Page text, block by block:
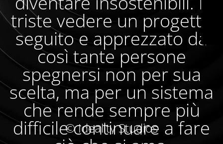
triste vedere un progetto
seguito e apprezzato da
così tante persone
spegnersi non per sua
scelta, ma per un sistema
che rende sempre più
difficile continuare a fare
© Ideality Studios